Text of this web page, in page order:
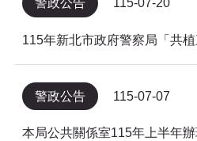
警政公告 115-07-20
警政公告 115-07-07